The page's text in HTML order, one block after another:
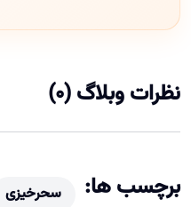
نظرات وبلاگ (0)
برچسب ها: سحرخیزی